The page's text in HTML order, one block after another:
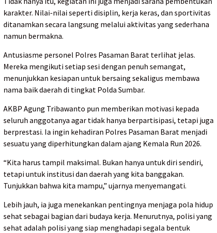
karakter. Nilai-nilai seperti disiplin, kerja keras, dan sportivitas
ditanamkan secara langsung melalui aktivitas yang sederhana
namun bermakna.
Antusiasme personel Polres Pasaman Barat terlihat jelas.
Mereka mengikuti setiap sesi dengan penuh semangat,
menunjukkan kesiapan untuk bersaing sekaligus membawa
nama baik daerah di tingkat Polda Sumbar.
AKBP Agung Tribawanto pun memberikan motivasi kepada
seluruh anggotanya agar tidak hanya berpartisipasi, tetapi juga
berprestasi. Ia ingin kehadiran Polres Pasaman Barat menjadi
sesuatu yang diperhitungkan dalam ajang Kemala Run 2026.
“Kita harus tampil maksimal. Bukan hanya untuk diri sendiri,
tetapi untuk institusi dan daerah yang kita banggakan.
Tunjukkan bahwa kita mampu,” ujarnya menyemangati.
Lebih jauh, ia juga menekankan pentingnya menjaga pola hidup
sehat sebagai bagian dari budaya kerja. Menurutnya, polisi yang
sehat adalah polisi yang siap menghadapi segala bentuk